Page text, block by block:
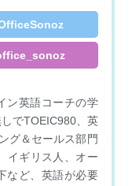
ン英語コーチの学
でTOEIC980、英
グ＆セールス部門
イギリス人、オー
など、英語が必要